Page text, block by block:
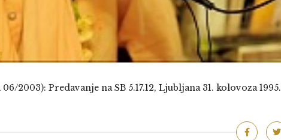
2003): Predavanje na SB 5.17.12, Ljubljana 31. kolovoza 1995.